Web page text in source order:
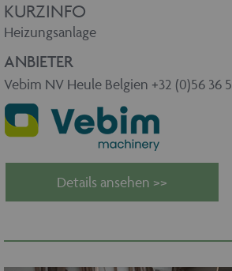
KURZINFO
Heizungsanlage
ANBIETER
Vebim NV Heule Belgien +32 (0)56 36
Details ansehen >>